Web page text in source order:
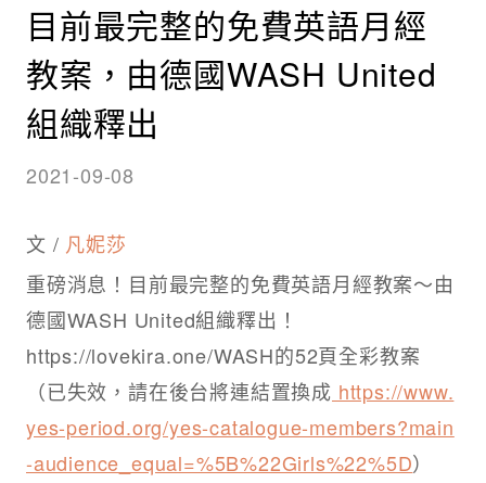
目前最完整的免費英語月經
教案，由德國WASH United
組織釋出
2021-09-08
文 / 凡妮莎
重磅消息！目前最完整的免費英語月經教案～由
德國WASH United組織釋出！
https://lovekira.one/WASH的52頁全彩教案
（已失效，請在後台將連結置換成 https://www.
yes-period.org/yes-catalogue-members?main
-audience_equal=%5B%22Girls%22%5D）​